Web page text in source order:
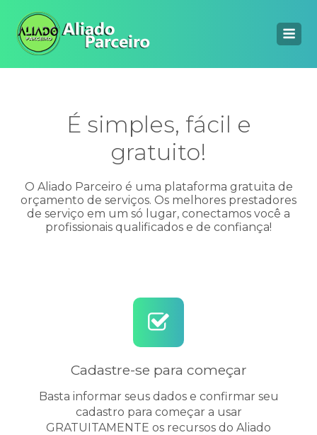
É simples, fácil e
gratuito!
O Aliado Parceiro é uma plataforma gratuita de
orçamento de serviços. Os melhores prestadores
de serviço em um só lugar, conectamos você a
profissionais qualificados e de confiança!
Cadastre-se para começar
Basta informar seus dados e confirmar seu
cadastro para começar a usar
GRATUITAMENTE os recursos do Aliado